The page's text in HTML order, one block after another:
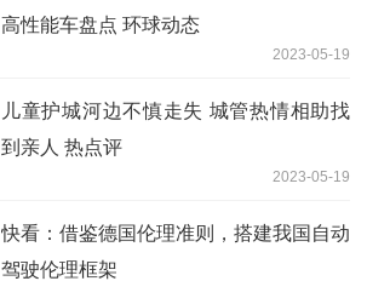
高性能车盘点 环球动态
2023-05-19
儿童护城河边不慎走失 城管热情相助找
到亲人 热点评
2023-05-19
快看：借鉴德国伦理准则，搭建我国自动
驾驶伦理框架